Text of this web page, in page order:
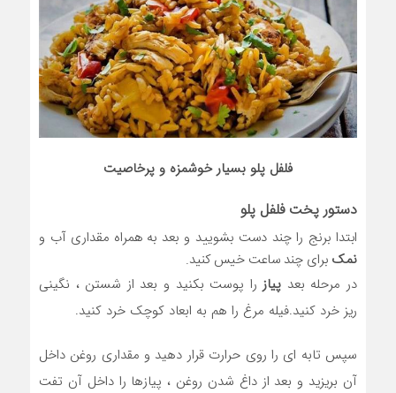
فلفل پلو بسیار خوشمزه و پرخاصیت
دستور پخت فلفل پلو
ابتدا برنج را چند دست بشویید و بعد به همراه مقداری آب و
نمک برای چند ساعت خیس کنید.
در مرحله بعد پیاز را پوست بکنید و بعد از شستن ، نگینی
ریز خرد کنید.فیله مرغ را هم به ابعاد کوچک خرد کنید.
سپس تابه ای را روی حرارت قرار دهید و مقداری روغن داخل
آن بریزید و بعد از داغ شدن روغن ، پیازها را داخل آن تفت